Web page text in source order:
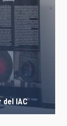
del IAC